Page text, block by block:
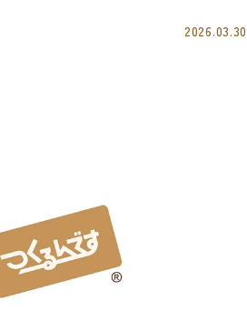
2026.03.30